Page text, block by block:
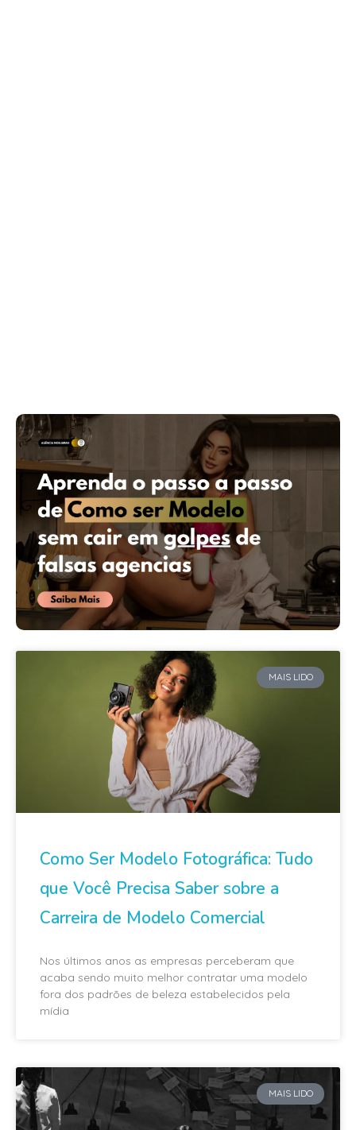
MAIS LIDO
Como Ser Modelo Fotográfica: Tudo
que Você Precisa Saber sobre a
Carreira de Modelo Comercial
Nos últimos anos as empresas perceberam que
acaba sendo muito melhor contratar uma modelo
fora dos padrões de beleza estabelecidos pela
mídia
MAIS LIDO